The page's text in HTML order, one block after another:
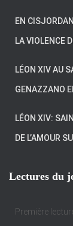
EN
LA VIOLENCE
LÉON XIV AU
GENAZZANO
LÉON XIV:
DE L’AMOUR
Lectures du
Première